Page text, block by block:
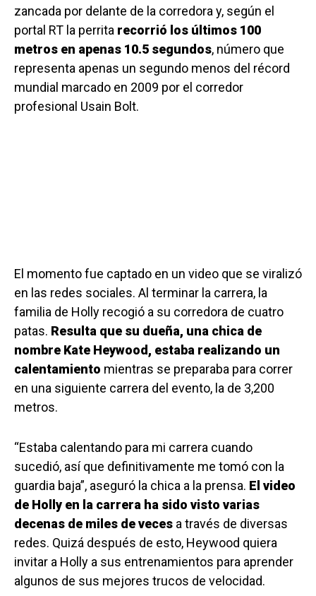
zancada por delante de la corredora y, según el
portal RT la perrita recorrió los últimos 100
metros en apenas 10.5 segundos, número que
representa apenas un segundo menos del récord
mundial marcado en 2009 por el corredor
profesional Usain Bolt.
El momento fue captado en un video que se viralizó
en las redes sociales. Al terminar la carrera, la
familia de Holly recogió a su corredora de cuatro
patas. Resulta que su dueña, una chica de
nombre Kate Heywood, estaba realizando un
calentamiento mientras se preparaba para correr
en una siguiente carrera del evento, la de 3,200
metros.
“Estaba calentando para mi carrera cuando
sucedió, así que definitivamente me tomó con la
guardia baja”, aseguró la chica a la prensa. El video
de Holly en la carrera ha sido visto varias
decenas de miles de veces a través de diversas
redes. Quizá después de esto, Heywood quiera
invitar a Holly a sus entrenamientos para aprender
algunos de sus mejores trucos de velocidad.